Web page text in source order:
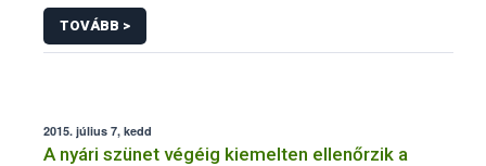
TOVÁBB >
2015. július 7, kedd
A nyári szünet végéig kiemelten ellenőrzik a